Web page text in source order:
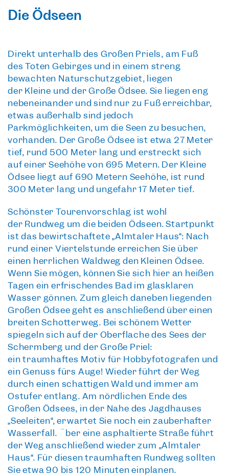
Die Ödseen
Direkt unterhalb des Großen Priels, am Fuß
des Toten Gebirges und in einem streng
bewachten Naturschutzgebiet, liegen
der Kleine und der Große Ödsee. Sie liegen eng
nebeneinander und sind nur zu Fuß erreichbar,
etwas außerhalb sind jedoch
Parkmöglichkeiten, um die Seen zu besuchen,
vorhanden. Der Große Ödsee ist etwa 27 Meter
tief, rund 500 Meter lang und erstreckt sich
auf einer Seehöhe von 695 Metern. Der Kleine
Ödsee liegt auf 690 Metern Seehöhe, ist rund
300 Meter lang und ungefähr 17 Meter tief.
Schönster Tourenvorschlag ist wohl
der Rundweg um die beiden Ödseen. Startpunkt
ist das bewirtschaftete „Almtaler Haus“: Nach
rund einer Viertelstunde erreichen Sie über
einen herrlichen Waldweg den Kleinen Ödsee.
Wenn Sie mögen, können Sie sich hier an heißen
Tagen ein erfrischendes Bad im glasklaren
Wasser gönnen. Zum gleich daneben liegenden
Großen Ödsee geht es anschließend über einen
breiten Schotterweg. Bei schönem Wetter
spiegeln sich auf der Oberfläche des Sees der
Schermberg und der Große Priel:
eintraumhaftes Motiv für Hobbyfotografen und
ein Genuss fürs Auge! Wieder führt der Weg
durch einen schattigen Wald und immer am
Ostufer entlang. Am nördlichen Ende des
Großen Ödsees, in der Nähe des Jagdhauses
„Seeleiten“, erwartet Sie noch einzauberhafter
Wasserfall. Über eine asphaltierte Straße führt
der Weg anschließend wieder zum „Almtaler
Haus“. Für diesen traumhaften Rundweg sollten
Sie etwa 90 bis 120 Minuten einplanen.